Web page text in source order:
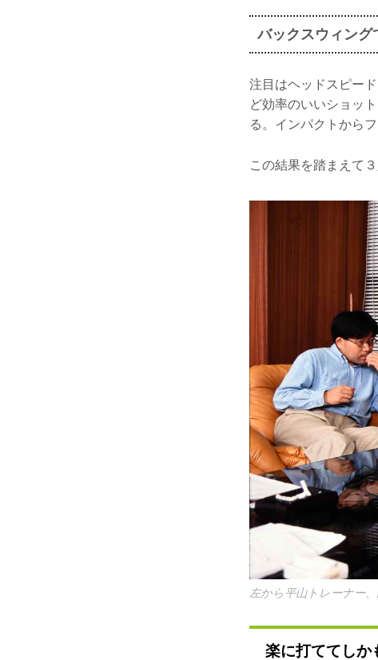
バックスウィング
注目はヘッドスピー
ど効率のいいショッ
る。インパクトから
この結果を踏まえて
左から平山トレーナー
楽に打ててしか